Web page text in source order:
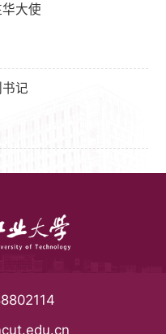
大使
记